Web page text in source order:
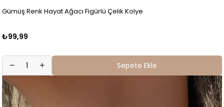
Gümüş Renk Hayat Ağacı Figürlü Çelik Kolye
₺99,99
Sepete Ekle